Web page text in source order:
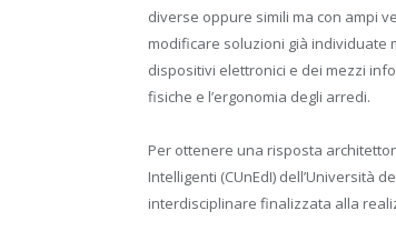
diverse oppure simili ma con ampi
modificare soluzioni già individuate
dispositivi elettronici e dei mezzi
fisiche e l’ergonomia degli arredi.
Per ottenere una risposta
Intelligenti (CUnEdI) dell’Università
interdisciplinare finalizzata alla